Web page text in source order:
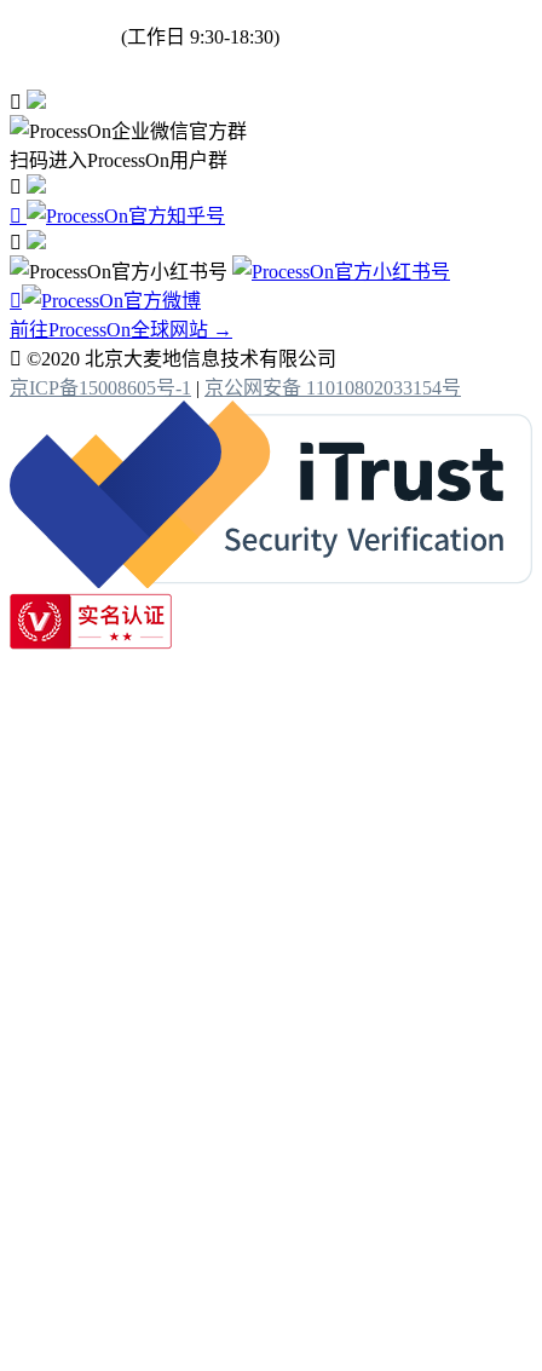
(工作日 9:30-18:30)

扫码进入ProcessOn用户群




前往ProcessOn全球网站 →
 ©2020 北京大麦地信息技术有限公司
京ICP备15008605号-1 | 京公网安备 11010802033154号